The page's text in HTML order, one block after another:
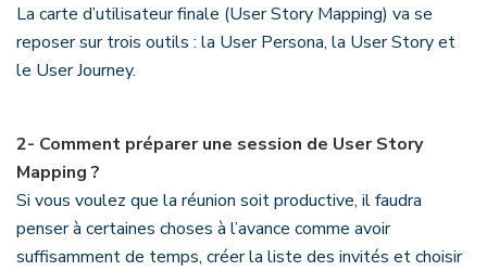
La carte d’utilisateur finale (User Story Mapping) va se
reposer sur trois outils : la User Persona, la User Story et
le User Journey.
2- Comment préparer une session de User Story
Mapping ?
Si vous voulez que la réunion soit productive, il faudra
penser à certaines choses à l’avance comme avoir
suffisamment de temps, créer la liste des invités et choisir